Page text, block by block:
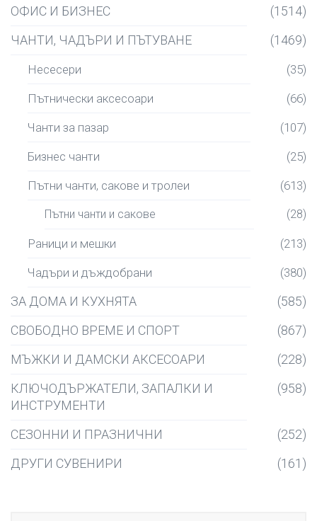
ОФИС И БИЗНЕС
(1514)
ЧАНТИ, ЧАДЪРИ И ПЪТУВАНЕ
(1469)
Несесери (35)
Пътнически аксесоари (66)
Чанти за пазар (107)
Бизнес чанти (25)
Пътни чанти, сакове и тролеи (613)
Пътни чанти и сакове (28)
Раници и мешки (213)
Чадъри и дъждобрани (380)
ЗА ДОМА И КУХНЯТА
(585)
СВОБОДНО ВРЕМЕ И СПОРТ
(867)
МЪЖКИ И ДАМСКИ АКСЕСОАРИ
(228)
КЛЮЧОДЪРЖАТЕЛИ, ЗАПАЛКИ И
ИНСТРУМЕНТИ
(958)
СЕЗОННИ И ПРАЗНИЧНИ
(252)
ДРУГИ СУВЕНИРИ
(161)